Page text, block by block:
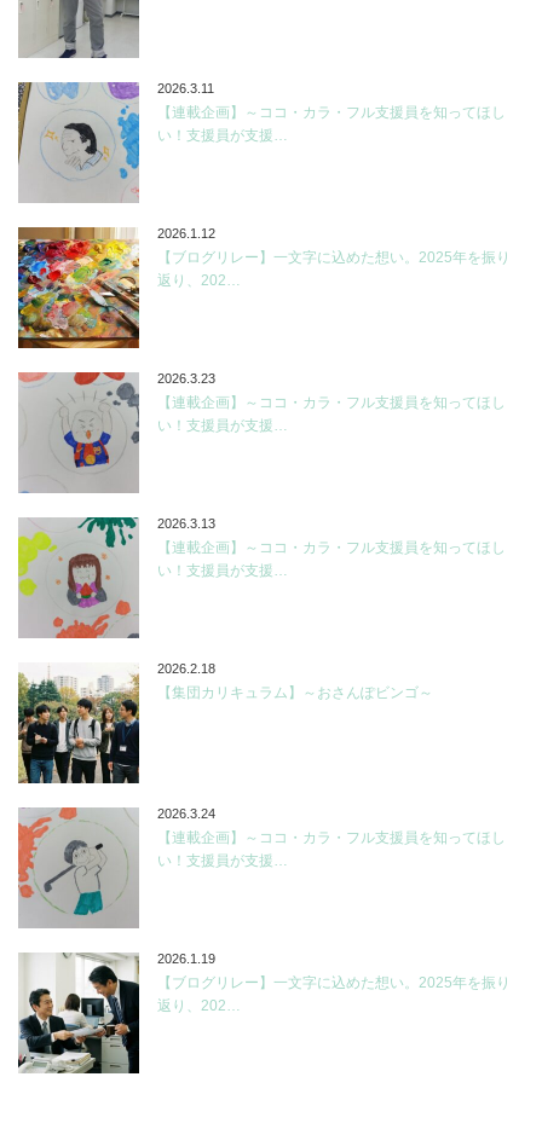
2026.3.11
【連載企画】～ココ・カラ・フル支援員を知ってほし
い！支援員が支援…
2026.1.12
【ブログリレー】一文字に込めた想い。2025年を振り
返り、202…
2026.3.23
【連載企画】～ココ・カラ・フル支援員を知ってほし
い！支援員が支援…
2026.3.13
【連載企画】～ココ・カラ・フル支援員を知ってほし
い！支援員が支援…
2026.2.18
【集団カリキュラム】～おさんぽビンゴ～
2026.3.24
【連載企画】～ココ・カラ・フル支援員を知ってほし
い！支援員が支援…
2026.1.19
【ブログリレー】一文字に込めた想い。2025年を振り
返り、202…